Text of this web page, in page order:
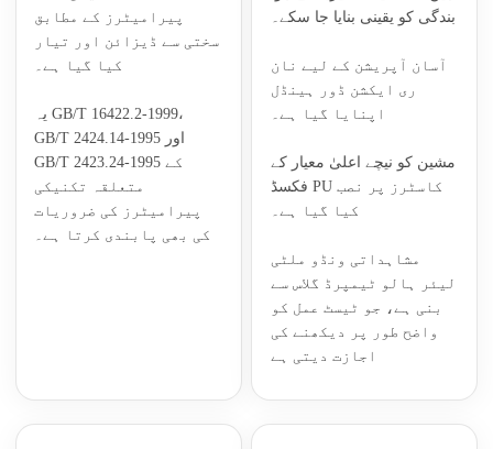
پیرامیٹرز کے مطابق
سختی سے ڈیزائن اور تیار
کیا گیا ہے۔
یہ GB/T 16422.2-1999،
GB/T 2424.14-1995 اور
GB/T 2423.24-1995 کے
متعلقہ تکنیکی
پیرامیٹرز کی ضروریات
کی بھی پابندی کرتا ہے۔
بندگی کو یقینی بنایا جا سکے۔
آسان آپریشن کے لیے نان
ری ایکشن ڈور ہینڈل
اپنایا گیا ہے۔
مشین کو نیچے اعلیٰ معیار کے
فکسڈ PU کاسٹرز پر نصب
کیا گیا ہے۔
مشاہداتی ونڈو ملٹی
لیئر ہالو ٹیمپرڈ گلاس سے
بنی ہے، جو ٹیسٹ عمل کو
واضح طور پر دیکھنے کی
اجازت دیتی ہے